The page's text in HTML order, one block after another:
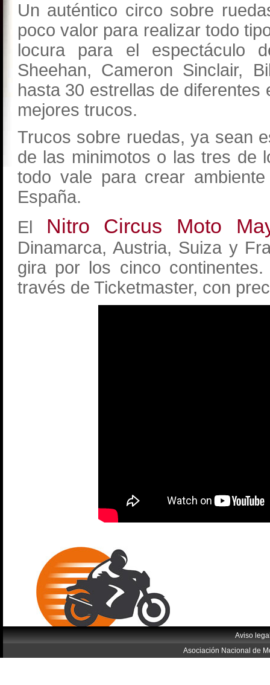
Un auténtico circo sobre
poco valor para realizar todo
locura para el espectáculo
Sheehan, Cameron Sinclair,
hasta 30 estrellas de
mejores trucos.
Trucos sobre ruedas, ya sean
de las minimotos o las tres
todo vale para crear
España.
El Nitro Circus Moto
Dinamarca, Austria, Suiza y
gira por los cinco
través de Ticketmaster, con
Aviso
Asociación Nacional de